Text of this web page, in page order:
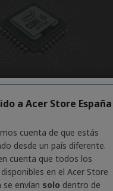
a Acer Store España
cuenta de que estás
desde un país diferente.
cuenta que todos los
en el Acer Store
se envían solo dentro de